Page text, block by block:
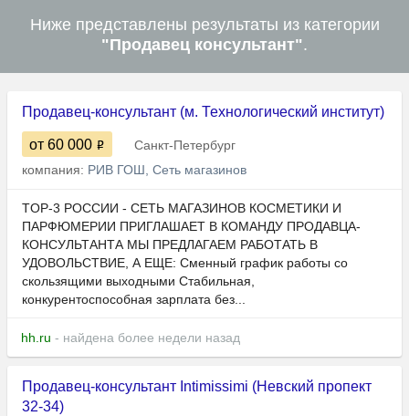
Ниже представлены результаты из категории
"Продавец консультант".
Продавец-консультант (м. Технологический институт)
от 60 000
Санкт-Петербург
компания: РИВ ГОШ, Сеть магазинов
TOP-3 РОССИИ - СЕТЬ МАГАЗИНОВ КОСМЕТИКИ И
ПАРФЮМЕРИИ ПРИГЛАШАЕТ В КОМАНДУ ПРОДАВЦА-
КОНСУЛЬТАНТА МЫ ПРЕДЛАГАЕМ РАБОТАТЬ В
УДОВОЛЬСТВИЕ, А ЕЩЕ: Сменный график работы со
скользящими выходными Стабильная,
конкурентоспособная зарплата без...
hh.ru - найдена более недели назад
Продавец-консультант Intimissimi (Невский пропект
32-34)